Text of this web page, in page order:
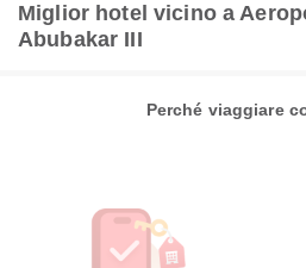
Miglior hotel vicino a
Abubakar III
Perché viaggiare